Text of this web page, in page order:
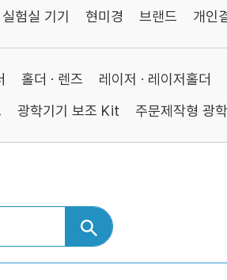
실험실 기기 현미경 브랜드 개인
홀더 · 렌즈 레이저 · 레이저홀더
광학기기 보조 Kit 주문제작형 광학